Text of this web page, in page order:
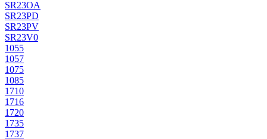
SR23OA
SR23PD
SR23PV
SR23V0
1055
1057
1075
1085
1710
1716
1720
1735
1737